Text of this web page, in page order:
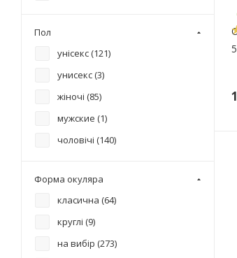
Пол
унісекс (121)
унисекс (3)
жіночі (85)
мужские (1)
чоловічі (140)
Форма окуляра
класична (64)
круглі (9)
на вибір (273)